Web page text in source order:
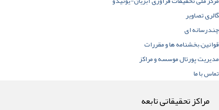
گالری تصاویر
چندرسانه ای
قوانین،بخشنامه ها و مقررات
مدیریت پورتال موسسه و مراکز
تماس با ما
مراکز تحقیقاتی تابعه